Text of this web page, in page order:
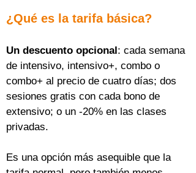
¿Qué es la tarifa básica?
Un descuento opcional: cada semana
de intensivo, intensivo+, combo o
combo+ al precio de cuatro días; dos
sesiones gratis con cada bono de
extensivo; o un -20% en las clases
privadas.
Es una opción más asequible que la